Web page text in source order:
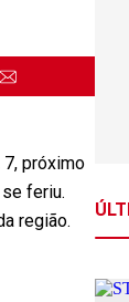
próximo
feriu.
região.